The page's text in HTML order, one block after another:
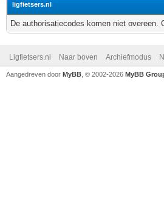
ligfietsers.nl
De authorisatiecodes komen niet overeen.
Ligfietsers.nl Naar boven Archiefmodus
Aangedreven door MyBB , © 2002-2026 MyBB